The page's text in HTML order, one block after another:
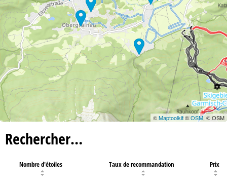
©Maptoolkit©OSM, © OSM
Rechercher…
Nombre d'étoiles Taux de recommandation Prix